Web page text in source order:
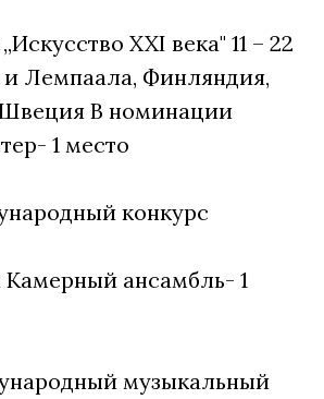
XXI века" 11 – 22
Лемпаала, Финляндия,
В номинации
1 место
конкурс
ансамбль- 1
музыкальный